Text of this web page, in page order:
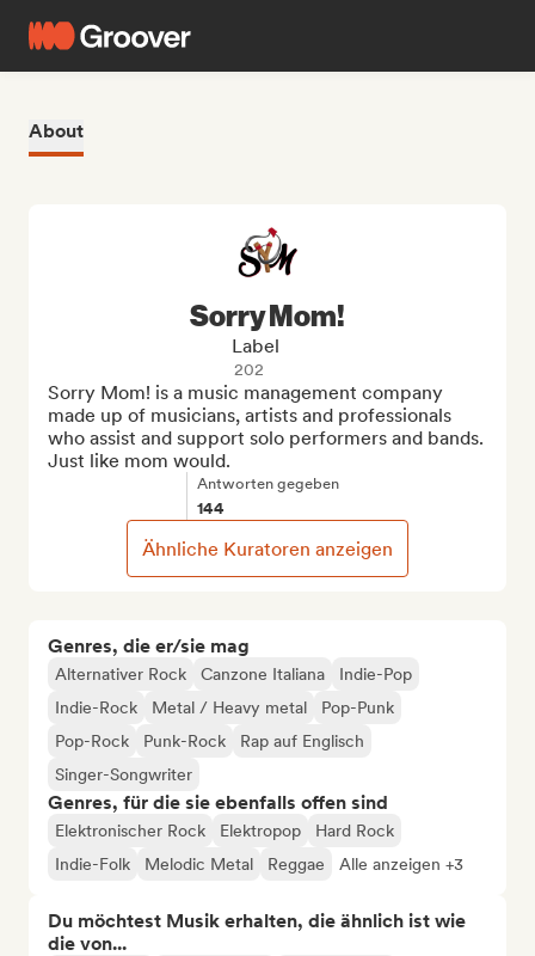
About
Genres, die er/sie mag
Alternativer Rock Canzone Italiana
Indie-Pop
Indie-Rock
Metal / Heavy metal
Pop-Punk
Pop-Rock
Punk-Rock
Rap auf Englisch
Singer-Songwriter
Genres, für die sie ebenfalls offen sind
Elektronischer Rock Elektropop
Hard Rock
Indie-Folk
Melodic Metal Reggae Alle anzeigen +3
Du möchtest Musik erhalten, die ähnlich ist wie
die von...
Sorry Mom!
Label
202
Sorry Mom! is a music management company
made up of musicians, artists and professionals
who assist and support solo performers and bands.
Just like mom would.
Antworten gegeben
144
Ähnliche Kuratoren anzeigen